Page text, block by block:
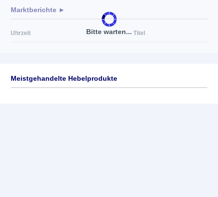
Bitte warten...
Marktberichte ►
Uhrzeit Titel
Meistgehandelte Hebelprodukte